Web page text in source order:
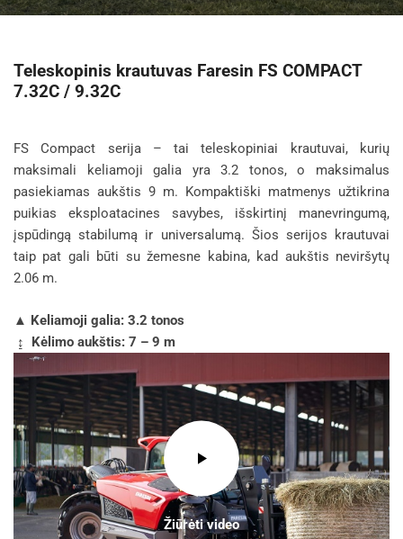
Teleskopinis krautuvas Faresin FS COMPACT
7.32C / 9.32C
FS Compact serija – tai teleskopiniai krautuvai, kurių
maksimali keliamoji galia yra 3.2 tonos, o maksimalus
pasiekiamas aukštis 9 m. Kompaktiški matmenys užtikrina
puikias eksploatacines savybes, išskirtinį manevringumą,
įspūdingą stabilumą ir universalumą. Šios serijos krautuvai
taip pat gali būti su žemesne kabina, kad aukštis neviršytų
2.06 m.
▲ Keliamoji galia: 3.2 tonos
↨ Kėlimo aukštis: 7 – 9 m
Žiūrėti video